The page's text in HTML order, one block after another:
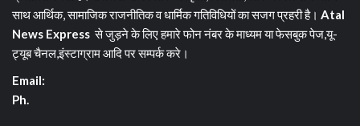
साथ आर्थिक, सामाजिक राजनीतिक व धार्मिक गतिविधियों का सजग प्रहरी है। Atal
News Express से जुड़ने के लिए हमारे फोन नंबर के माध्यम या फेसबुक पेज,यू-
ट्यूब चैनल,इंस्टाग्राम आदि पर सम्पर्क करे।
Email:
Ph.